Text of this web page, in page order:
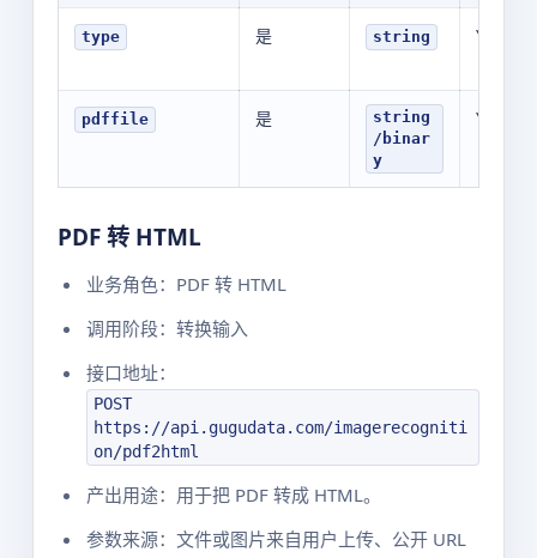
type 是 string
pdffile 是
string
/binar
y
PDF 转 HTML
业务角色：PDF 转 HTML
调用阶段：转换输入
接口地址：
POST
https://api.gugudata.com/imagerecogniti
on/pdf2html
产出用途：用于把 PDF 转成 HTML。
参数来源：文件或图片来自用户上传、公开 URL